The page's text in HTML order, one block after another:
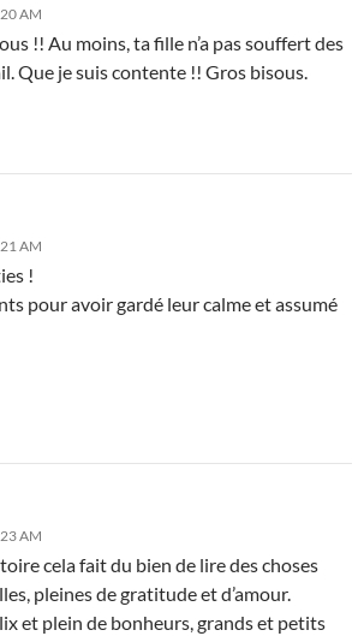
AM
!! Au moins, ta fille n’a pas souffert des
Que je suis contente !! Gros bisous.
AM
!
pour avoir gardé leur calme et assumé
AM
cela fait du bien de lire des choses
pleines de gratitude et d’amour.
et plein de bonheurs, grands et petits